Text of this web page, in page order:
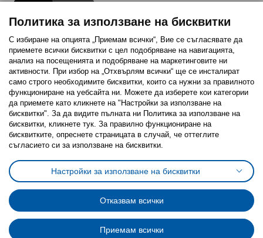
Последвайте ни:
FacebookTwitterYoutubePinterestInstagram
Политика за използване на бисквитки (Cookies)
Избор на настройки за използване на бисквитки
Условия за ползване на ikea.bgОбща политика за личните данни
Политика за защита на личните данни на ikea.bg
Общи условия на програма IKEA Family
Политика за защита на лични данни на програма IKEA Family
Политика за използване на бисквитки
С избиране на опцията „Приемам всички“, Вие се съгласявате да
приемете всички бисквитки с цел подобряване на навигацията,
анализ на посещенията и подобряване на маркетинговите ни
активности. При избор на „Отхвърлям всички“ ще се инсталират
само строго необходимитe бисквитки, които са нужни за правилното
функциониране на уебсайта ни. Можете да изберете кои категории
да приемете като кликнете на "Настройки за използване на
бисквитки". За да видите пълната ни Политика за използване на
бисквитки, кликнете тук. За правилно функциониране на
бисквитките, опреснете страницата в случай, че оттеглите
съгласието си за използване на бисквитки.
Настройки за използване на бисквитки
Отказвам всички
Приемам всички